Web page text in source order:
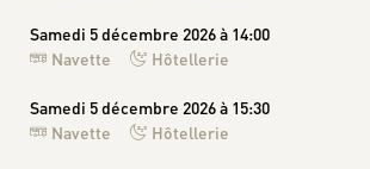
Samedi 5 décembre 2026 à 14:00
Navette
Hôtellerie
Samedi 5 décembre 2026 à 15:30
Navette
Hôtellerie